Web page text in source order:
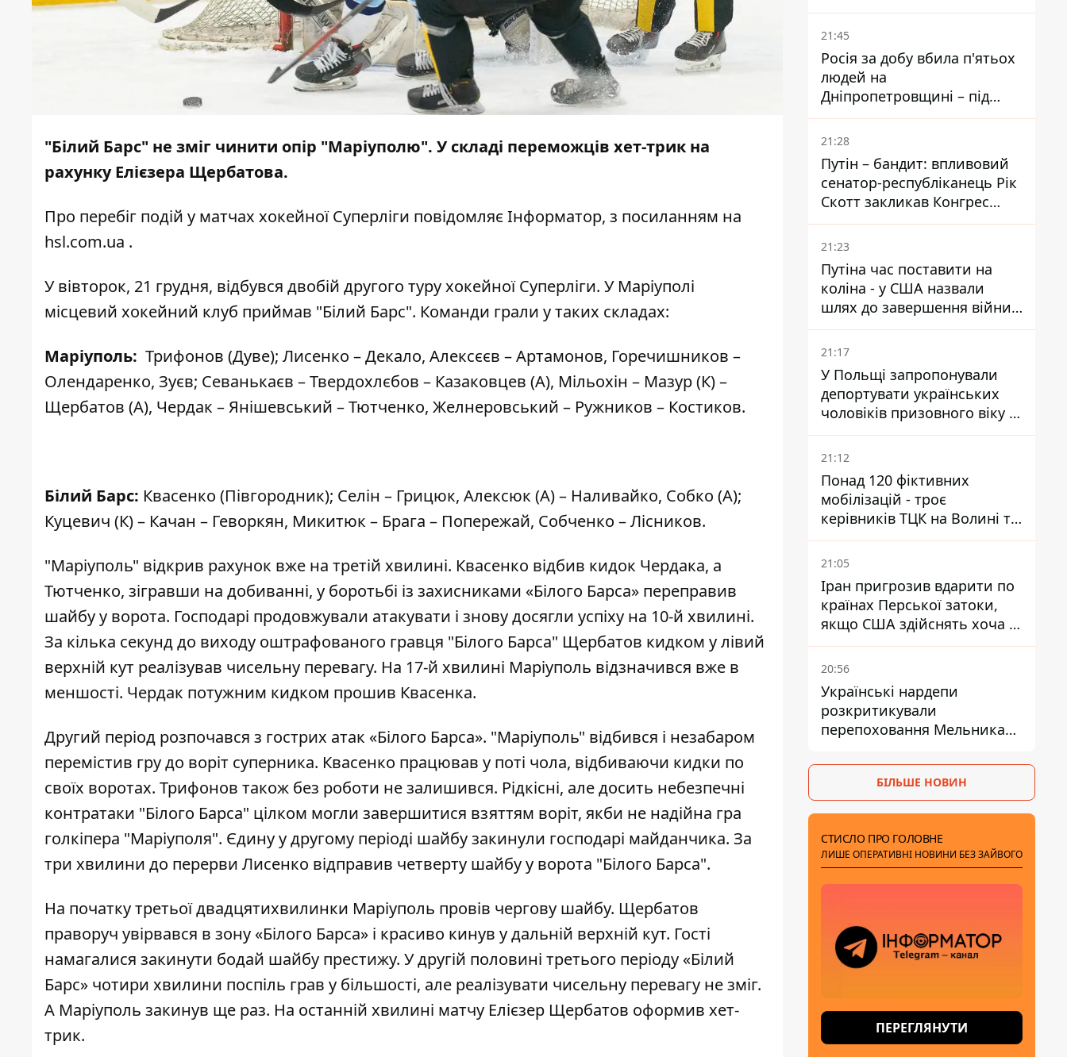
"Білий Барс" не зміг чинити опір "Маріуполю". У складі переможців хет-трик на
рахунку Елієзера Щербатова.
Про перебіг подій у матчах хокейної Суперліги повідомляє Інформатор, з посиланням на
hsl.com.ua .
У вівторок, 21 грудня, відбувся двобій другого туру хокейної Суперліги. У Маріуполі
місцевий хокейний клуб приймав "Білий Барс". Команди грали у таких складах:
Маріуполь: Трифонов (Дуве); Лисенко – Декало, Алексєєв – Артамонов, Горечишников –
Олендаренко, Зуєв; Севанькаєв – Твердохлєбов – Казаковцев (А), Мільохін – Мазур (К) –
Щербатов (А), Чердак – Янішевський – Тютченко, Желнеровський – Ружников – Костиков.
Білий Барс: Квасенко (Півгородник); Селін – Грицюк, Алексюк (А) – Наливайко, Собко (А);
Куцевич (К) – Качан – Геворкян, Микитюк – Брага – Попережай, Собченко – Лісников.
"Маріуполь" відкрив рахунок вже на третій хвилині. Квасенко відбив кидок Чердака, а
Тютченко, зігравши на добиванні, у боротьбі із захисниками «Білого Барса» переправив
шайбу у ворота. Господарі продовжували атакувати і знову досягли успіху на 10-й хвилині.
За кілька секунд до виходу оштрафованого гравця "Білого Барса" Щербатов кидком у лівий
верхній кут реалізував чисельну перевагу. На 17-й хвилині Маріуполь відзначився вже в
меншості. Чердак потужним кидком прошив Квасенка.
Другий період розпочався з гострих атак «Білого Барса». "Маріуполь" відбився і незабаром
перемістив гру до воріт суперника. Квасенко працював у поті чола, відбиваючи кидки по
своїх воротах. Трифонов також без роботи не залишився. Рідкісні, але досить небезпечні
контратаки "Білого Барса" цілком могли завершитися взяттям воріт, якби не надійна гра
голкіпера "Маріуполя". Єдину у другому періоді шайбу закинули господарі майданчика. За
три хвилини до перерви Лисенко відправив четверту шайбу у ворота "Білого Барса".
На початку третьої двадцятихвилинки Маріуполь провів чергову шайбу. Щербатов
праворуч увірвався в зону «Білого Барса» і красиво кинув у дальній верхній кут. Гості
намагалися закинути бодай шайбу престижу. У другій половині третього періоду «Білий
Барс» чотири хвилини поспіль грав у більшості, але реалізувати чисельну перевагу не зміг.
А Маріуполь закинув ще раз. На останній хвилині матчу Елієзер Щербатов оформив хет-
трик.
біль – він очолив народне
голосування
21:45
Росія за добу вбила п'ятьох
людей на
Дніпропетровщині – під
ударами опинилися п'ять
районів області
21:28
Путін – бандит: впливовий
сенатор-республіканець Рік
Скотт закликав Конгрес
притягнути РФ до
відповідальності за війну в
Україні
21:23
Путіна час поставити на
коліна - у США назвали
шлях до завершення війни -
National Security Journal
21:17
У Польщі запропонували
депортувати українських
чоловіків призовного віку -
кого це може торкнутися
21:12
Понад 120 фіктивних
мобілізацій - троє
керівників ТЦК на Волині та
Буковині отримали підозри
за фейкові звіти
21:05
Іран пригрозив вдарити по
країнах Перської затоки,
якщо США здійснять хоча б
одну атаку - Reuters
20:56
Українські нардепи
розкритикували
перепоховання Мельника
ізоляції
БІЛЬШЕ НОВИН
СТИСЛО ПРО ГОЛОВНЕ
ЛИШЕ ОПЕРАТИВНІ НОВИНИ БЕЗ ЗАЙВОГО
ПЕРЕГЛЯНУТИ